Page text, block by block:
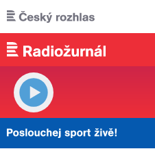
Přejít k hlavnímu obsahu